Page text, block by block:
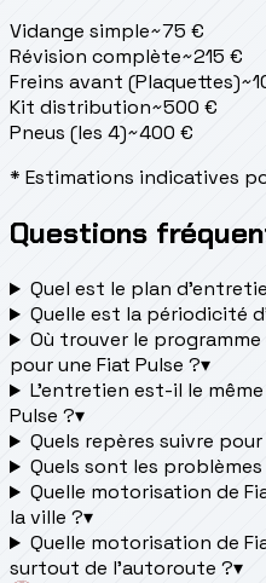
Vidange simple~75 €
Révision complète~215 €
Freins avant (Plaquettes)~
Kit distribution~500 €
Pneus (les 4)~400 €
* Estimations indicatives
Questions
Quel est le plan
Quelle est la périodicité
Où trouver le
pour une Fiat Pulse ?▾
L'entretien est-il le
Pulse ?▾
Quels repères suivre
Quels sont les
Quelle motorisation de
la ville ?▾
Quelle motorisation de
surtout de l'autoroute ?▾